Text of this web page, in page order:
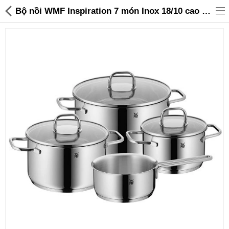
Đồ gia dụng & Nhà cửa
Đồ tiện ích
Đồ chơi trẻ em
Sản phẩm khác
Bộ nồi WMF Inspiration 7 món Inox 18/10 cao cấp hàng Đức - 3,199,000 | Sanhangre